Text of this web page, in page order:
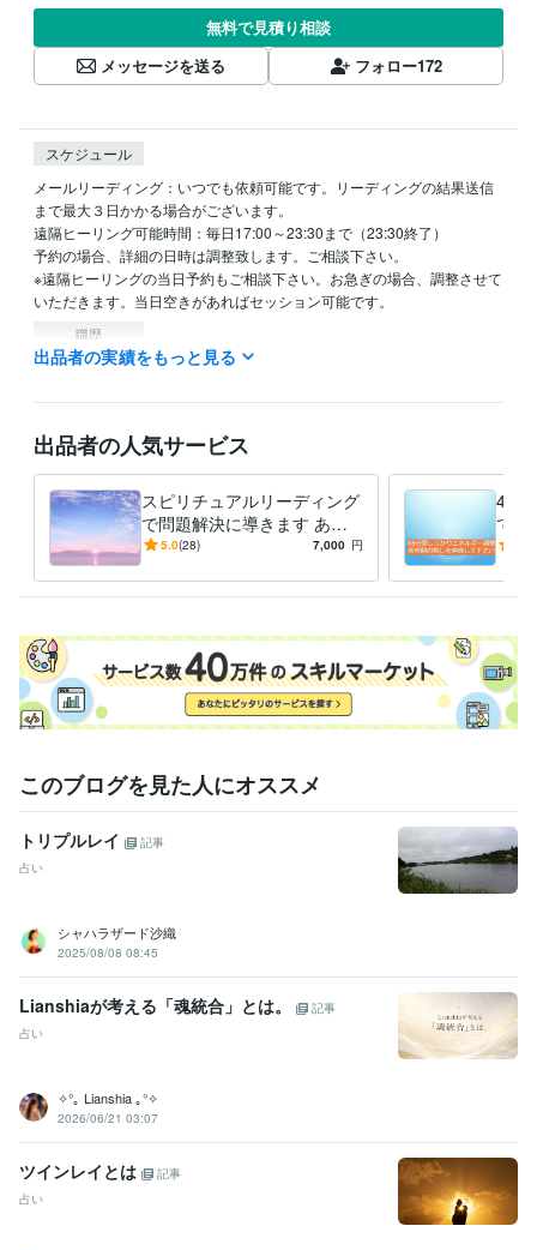
無料で見積り相談
メッセージを送る
フォロー172
スケジュール
メールリーディング：いつでも依頼可能です。リーディングの結果送信
まで最大３日かかる場合がございます。
遠隔ヒーリング可能時間：毎日17:00～23:30まで（23:30終了）
予約の場合、詳細の日時は調整致します。ご相談下さい。
※遠隔ヒーリングの当日予約もご相談下さい。お急ぎの場合、調整させて
いただきます。当日空きがあればセッション可能です。
職歴
healing space kazu 2011年9月 ~ 現在
資格・検定
悩み相談・カウンセリング 心や体の不調の緩和
癒し ヒーリング
占い 人間関係、ツインレイ、恋愛、仕事、病気
人生 愛 仕事 性格
学歴
出品者の実績をもっと見る
出品者の人気サービス
スピリチュアルリーディング
で問題解決に導きます あな
たのお悩みに対して適切なア
5.0(28) 7,000 円
45分
で、
体が
このブログを見た人にオススメ
トリプルレイ
記事
占い
シャハラザード沙織
2025/08/08 08:45
Lianshiaが考える「魂統合」とは。
記事
占い
✧°｡ Lianshia ｡°✧
2026/06/21 03:07
ツインレイとは
記事
占い